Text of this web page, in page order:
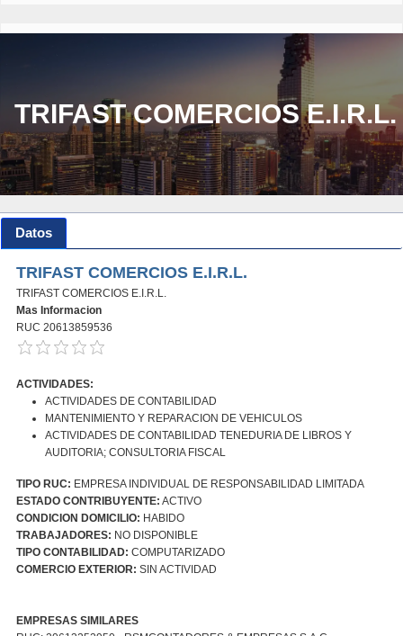
TRIFAST COMERCIOS E.I.R.L.
Datos
TRIFAST COMERCIOS E.I.R.L.
TRIFAST COMERCIOS E.I.R.L.
Mas Informacion
RUC 20613859536
ACTIVIDADES:
ACTIVIDADES DE CONTABILIDAD
MANTENIMIENTO Y REPARACION DE VEHICULOS
ACTIVIDADES DE CONTABILIDAD TENEDURIA DE LIBROS Y
AUDITORIA; CONSULTORIA FISCAL
TIPO RUC: EMPRESA INDIVIDUAL DE RESPONSABILIDAD LIMITADA
ESTADO CONTRIBUYENTE: ACTIVO
CONDICION DOMICILIO: HABIDO
TRABAJADORES: NO DISPONIBLE
TIPO CONTABILIDAD: COMPUTARIZADO
COMERCIO EXTERIOR: SIN ACTIVIDAD
EMPRESAS SIMILARES